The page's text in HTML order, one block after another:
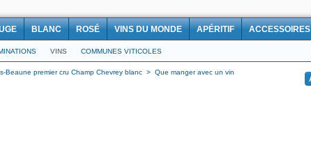
BLANC ROSÉ VINS DU MONDE APÉRITIF ACCESSOIRES
VINS COMMUNES VITICOLES
Beaune premier cru Champ Chevrey blanc > Que manger avec un vin